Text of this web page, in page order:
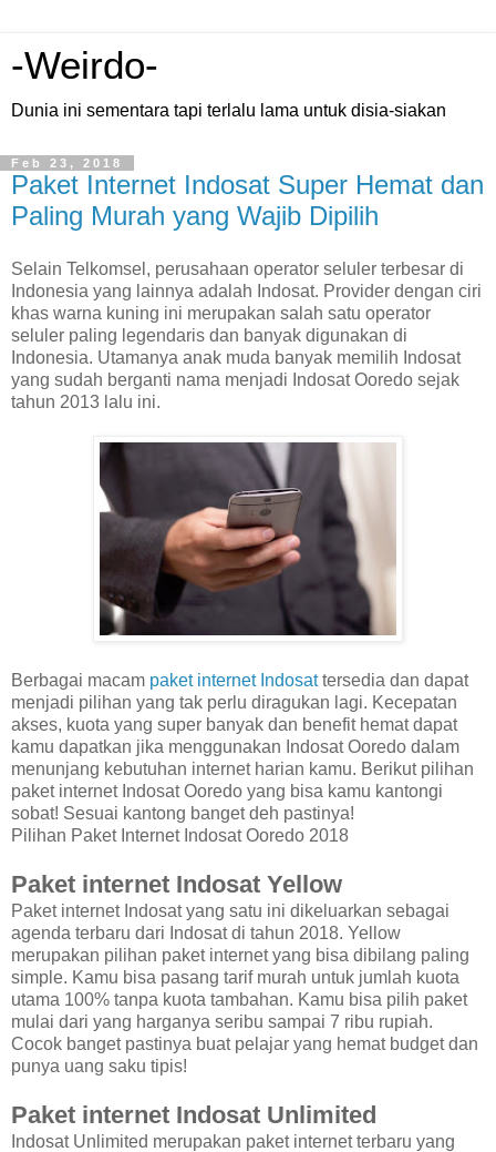
-Weirdo-
Dunia ini sementara tapi terlalu lama untuk disia-siakan
Feb 23, 2018
Paket Internet Indosat Super Hemat dan
Paling Murah yang Wajib Dipilih
Selain Telkomsel, perusahaan operator seluler terbesar di
Indonesia yang lainnya adalah Indosat. Provider dengan ciri
khas warna kuning ini merupakan salah satu operator
seluler paling legendaris dan banyak digunakan di
Indonesia. Utamanya anak muda banyak memilih Indosat
yang sudah berganti nama menjadi Indosat Ooredo sejak
tahun 2013 lalu ini.
Berbagai macam paket internet Indosattersedia dan dapat
menjadi pilihan yang tak perlu diragukan lagi. Kecepatan
akses, kuota yang super banyak dan benefit hemat dapat
kamu dapatkan jika menggunakan Indosat Ooredo dalam
menunjang kebutuhan internet harian kamu. Berikut pilihan
paket internet Indosat Ooredo yang bisa kamu kantongi
sobat! Sesuai kantong banget deh pastinya!
Pilihan Paket Internet Indosat Ooredo 2018
Paket internet Indosat Yellow
Paket internet Indosat yang satu ini dikeluarkan sebagai
agenda terbaru dari Indosat di tahun 2018. Yellow
merupakan pilihan paket internet yang bisa dibilang paling
simple. Kamu bisa pasang tarif murah untuk jumlah kuota
utama 100% tanpa kuota tambahan. Kamu bisa pilih paket
mulai dari yang harganya seribu sampai 7 ribu rupiah.
Cocok banget pastinya buat pelajar yang hemat budget dan
punya uang saku tipis!
Paket internet Indosat Unlimited
Indosat Unlimited merupakan paket internet terbaru yang